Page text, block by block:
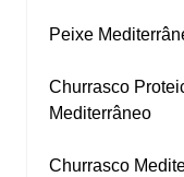
Peixe
Churrasco
Mediterrâneo
Churrasco